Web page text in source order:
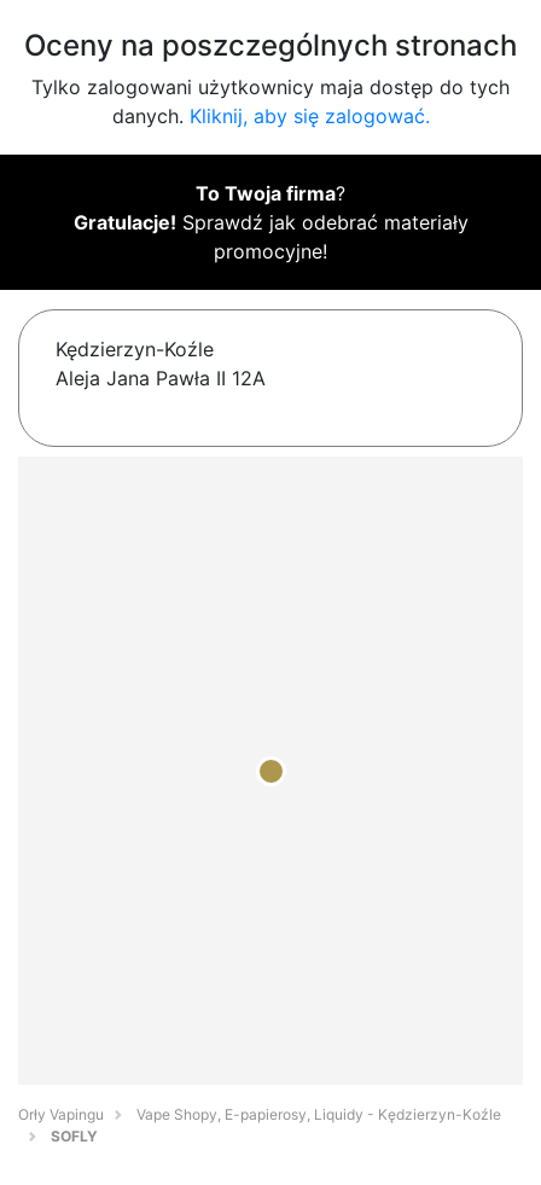
Oceny na poszczególnych stronach
Tylko zalogowani użytkownicy maja dostęp do tych
danych. Kliknij, aby się zalogować.
To Twoja firma?
Gratulacje! Sprawdź jak odebrać materiały
promocyjne!
Kędzierzyn-Koźle
Aleja Jana Pawła II 12A
Orły Vapingu
Vape Shopy, E-papierosy, Liquidy - Kędzierzyn-Koźle
SOFLY